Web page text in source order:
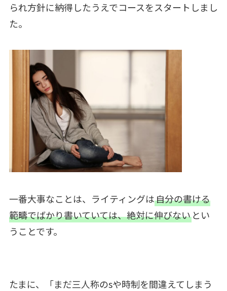
られ方針に納得したうえでコースをスタートしまし
た。
一番大事なことは、ライティングは自分の書ける
範疇でばかり書いていては、絶対に伸びないとい
うことです。
たまに、「まだ三人称のsや時制を間違えてしまう